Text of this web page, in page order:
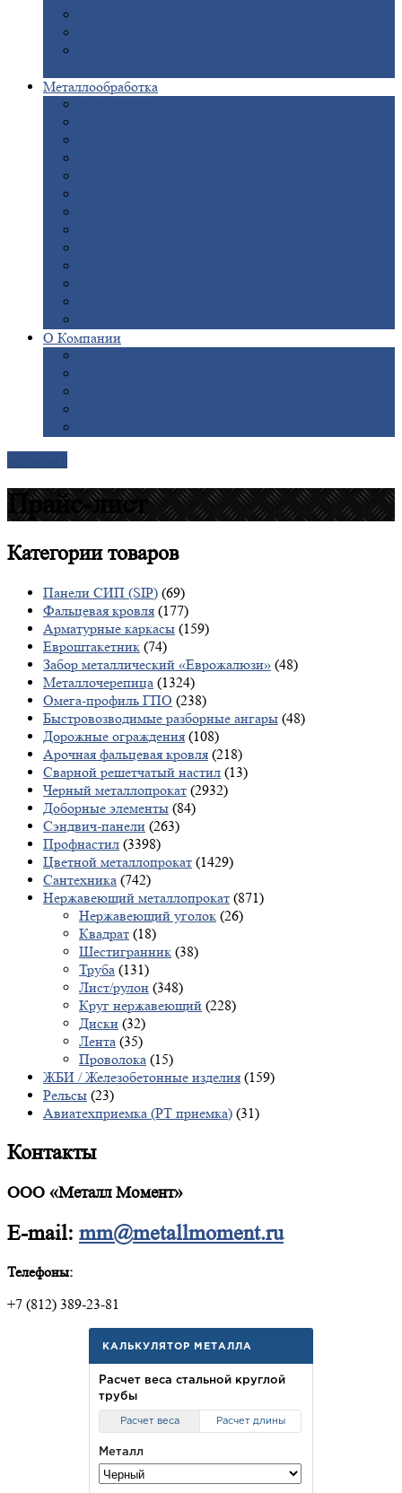
Металлообработка
О Компании
Прайс-лист
Категориитоваров
Панели СИП (SIP) (69)
Фальцевая кровля (177)
Арматурные каркасы (159)
Евроштакетник (74)
Забор металлический «Еврожалюзи» (48)
Металлочерепица (1324)
Омега-профиль ГПО (238)
Быстровозводимые разборные ангары (48)
Дорожные ограждения (108)
Арочная фальцевая кровля (218)
Сварной решетчатый настил (13)
Черный металлопрокат (2932)
Доборные элементы (84)
Сэндвич-панели (263)
Профнастил (3398)
Цветной металлопрокат (1429)
Сантехника (742)
Нержавеющий металлопрокат (871)
Нержавеющий уголок (26)
Квадрат (18)
Шестигранник (38)
Труба (131)
Лист/рулон (348)
Круг нержавеющий (228)
Диски (32)
Лента (35)
Проволока (15)
ЖБИ / Железобетонные изделия (159)
Рельсы (23)
Авиатехприемка (РТ приемка) (31)
Контакты
ООО «Металл Момент»
E-mail: mm@metallmoment.ru
Телефоны:
+7 (812) 389-23-81